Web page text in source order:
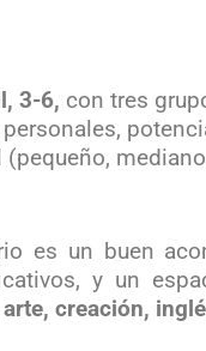
3-6, con tres
es un buen
y un
creación,